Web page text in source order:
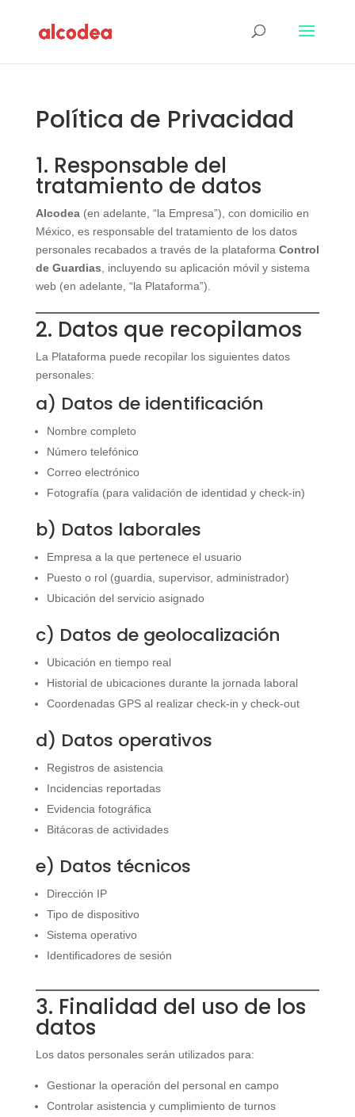
Política de Privacidad
1. Responsable del
tratamiento de datos
Alcodea(en adelante, “la Empresa”), con domicilio en
México, es responsable del tratamiento de los datos
personales recabados a través de la plataforma Control
de Guardias , incluyendo su aplicación móvil y sistema
web (en adelante, “la Plataforma”).
2. Datos que recopilamos
La Plataforma puede recopilar los siguientes datos
personales:
a) Datos de identificación
Nombre completo
Número telefónico
Correo electrónico
Fotografía (para validación de identidad y check-in)
b) Datos laborales
Empresa a la que pertenece el usuario
Puesto o rol (guardia, supervisor, administrador)
Ubicación del servicio asignado
c) Datos de geolocalización
Ubicación en tiempo real
Historial de ubicaciones durante la jornada laboral
Coordenadas GPS al realizar check-in y check-out
d) Datos operativos
Registros de asistencia
Incidencias reportadas
Evidencia fotográfica
Bitácoras de actividades
e) Datos técnicos
Dirección IP
Tipo de dispositivo
Sistema operativo
Identificadores de sesión
3. Finalidad del uso de los
datos
Los datos personales serán utilizados para:
Gestionar la operación del personal en campo
Controlar asistencia y cumplimiento de turnos